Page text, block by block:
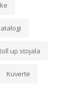
up stojala
Kuverte